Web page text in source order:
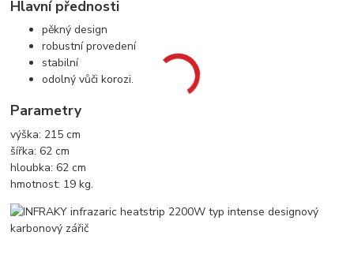
Hlavní přednosti
pěkný design
robustní provedení
stabilní
odolný vůči korozi.
Parametry
výška: 215 cm
šířka: 62 cm
hloubka: 62 cm
hmotnost: 19 kg.